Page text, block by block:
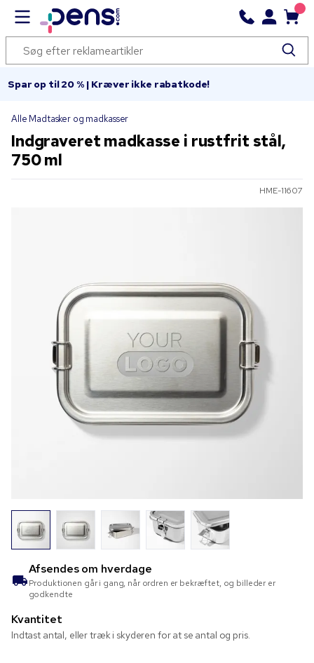
Spar op til 20 % | Kræver ikke rabatkode!
Alle Madtasker og madkasser
Indgraveret madkasse i rustfrit stål,
750 ml
HME-11607
Afsendes om hverdage
Produktionen går i gang, når ordren er bekræftet, og billeder er
godkendte
Kvantitet
Indtast antal, eller træk i skyderen for at se antal og pris.